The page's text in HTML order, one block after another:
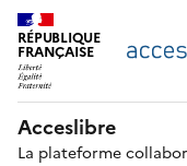
RÉPUBLIQUE
FRANÇAISE
Acceslibre
La plateforme